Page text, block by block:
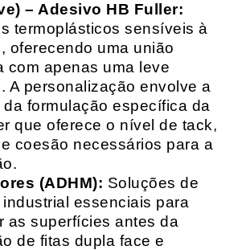
– Adesivo HB Fuller:
termoplásticos sensíveis à
oferecendo uma união
com apenas uma leve
A personalização envolve a
formulação específica da
que oferece o nível de tack,
coesão necessários para a
(ADHM): Soluções de
industrial essenciais para
as superfícies antes da
de fitas dupla face e